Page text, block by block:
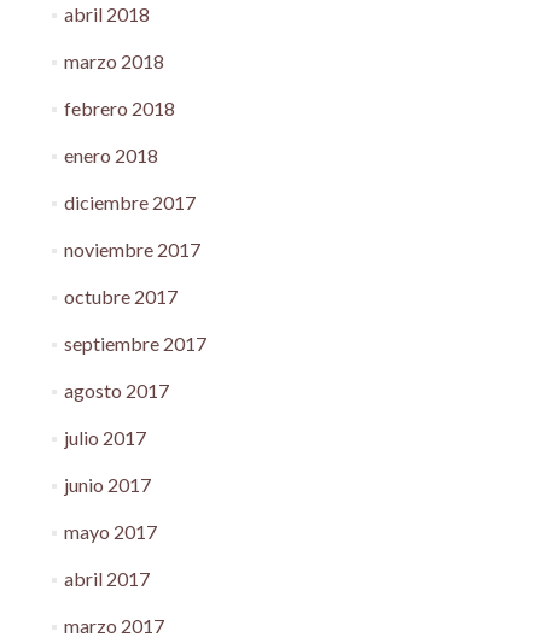
abril 2018
marzo 2018
febrero 2018
enero 2018
diciembre 2017
noviembre 2017
octubre 2017
septiembre 2017
agosto 2017
julio 2017
junio 2017
mayo 2017
abril 2017
marzo 2017